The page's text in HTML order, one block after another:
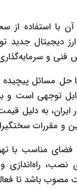
آن با استفاده
دیجیتال جدید
فنی و
حل مسائل
توجهی است
به دلیل قیمت
و مقررات
فضای مناسب با
راه‌اندازی
مصوب باشد تا